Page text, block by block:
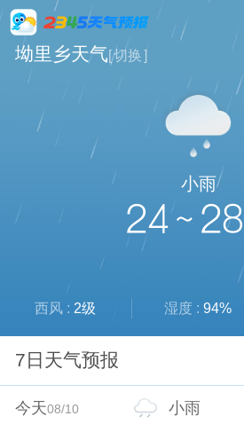
坳里乡天气[切换]
小雨
24 ~ 28
西风 : 2级 湿度 : 94%
7日天气预报
今天08/10 小雨